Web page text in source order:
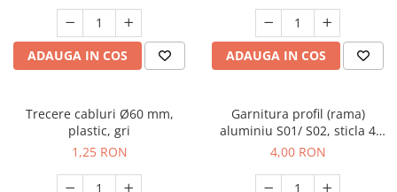
ADAUGA IN COS ADAUGA IN COS
Trecere cabluri Ø60 mm,
plastic, gri
1,25 RON
Garnitura profil (rama)
aluminiu S01/ S02, sticla 4
mm - 1 m
4,00 RON